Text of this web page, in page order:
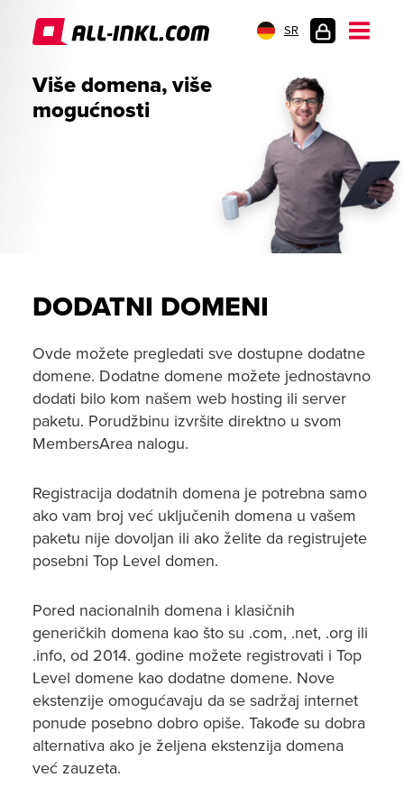
SR
Više domena, više
mogućnosti
DODATNI DOMENI
Ovde možete pregledati sve dostupne dodatne
domene. Dodatne domene možete jednostavno
dodati bilo kom našem web hosting ili server
paketu. Porudžbinu izvršite direktno u svom
MembersArea nalogu.
Registracija dodatnih domena je potrebna samo
ako vam broj već uključenih domena u vašem
paketu nije dovoljan ili ako želite da registrujete
posebni Top Level domen.
Pored nacionalnih domena i klasičnih
generičkih domena kao što su .com, .net, .org ili
.info, od 2014. godine možete registrovati i Top
Level domene kao dodatne domene. Nove
ekstenzije omogućavaju da se sadržaj internet
ponude posebno dobro opiše. Takođe su dobra
alternativa ako je željena ekstenzija domena
već zauzeta.